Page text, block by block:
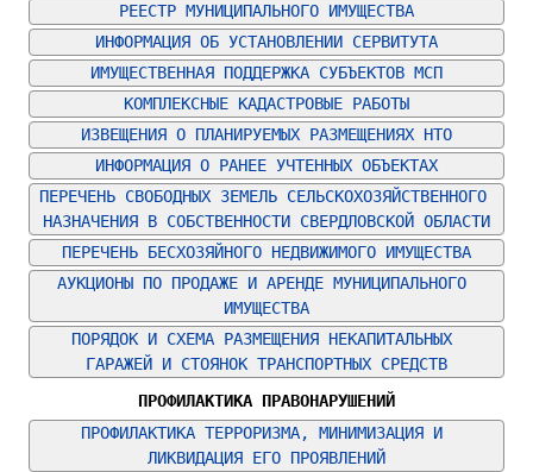
РЕЕСТР МУНИЦИПАЛЬНОГО ИМУЩЕСТВА
ИНФОРМАЦИЯ ОБ УСТАНОВЛЕНИИ СЕРВИТУТА
ИМУЩЕСТВЕННАЯ ПОДДЕРЖКА СУБЪЕКТОВ МСП
КОМПЛЕКСНЫЕ КАДАСТРОВЫЕ РАБОТЫ
ИЗВЕЩЕНИЯ О ПЛАНИРУЕМЫХ РАЗМЕЩЕНИЯХ НТО
ИНФОРМАЦИЯ О РАНЕЕ УЧТЕННЫХ ОБЪЕКТАХ
ПЕРЕЧЕНЬ СВОБОДНЫХ ЗЕМЕЛЬ СЕЛЬСКОХОЗЯЙСТВЕННОГО
НАЗНАЧЕНИЯ В СОБСТВЕННОСТИ СВЕРДЛОВСКОЙ ОБЛАСТИ
ПЕРЕЧЕНЬ БЕСХОЗЯЙНОГО НЕДВИЖИМОГО ИМУЩЕСТВА
АУКЦИОНЫ ПО ПРОДАЖЕ И АРЕНДЕ МУНИЦИПАЛЬНОГО
ИМУЩЕСТВА
ПОРЯДОК И СХЕМА РАЗМЕЩЕНИЯ НЕКАПИТАЛЬНЫХ
ГАРАЖЕЙ И СТОЯНОК ТРАНСПОРТНЫХ СРЕДСТВ
ПРОФИЛАКТИКА ПРАВОНАРУШЕНИЙ
ПРОФИЛАКТИКА ТЕРРОРИЗМА, МИНИМИЗАЦИЯ И
ЛИКВИДАЦИЯ ЕГО ПРОЯВЛЕНИЙ